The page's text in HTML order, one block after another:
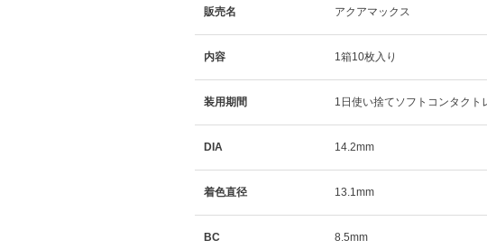
販売名 アクアマックス
内容 1箱10枚入り
装用期間 1日使い捨てソフトコンタクト
DIA 14.2mm
着色直径 13.1mm
BC 8.5mm